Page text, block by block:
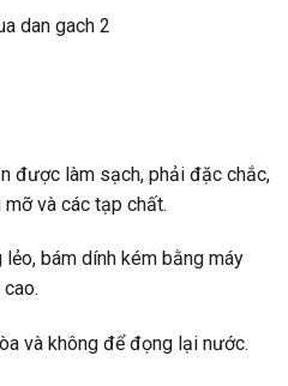
được làm sạch, phải đặc chắc,
và các tạp chất.
bám dính kém bằng máy
và không để đọng lại nước.